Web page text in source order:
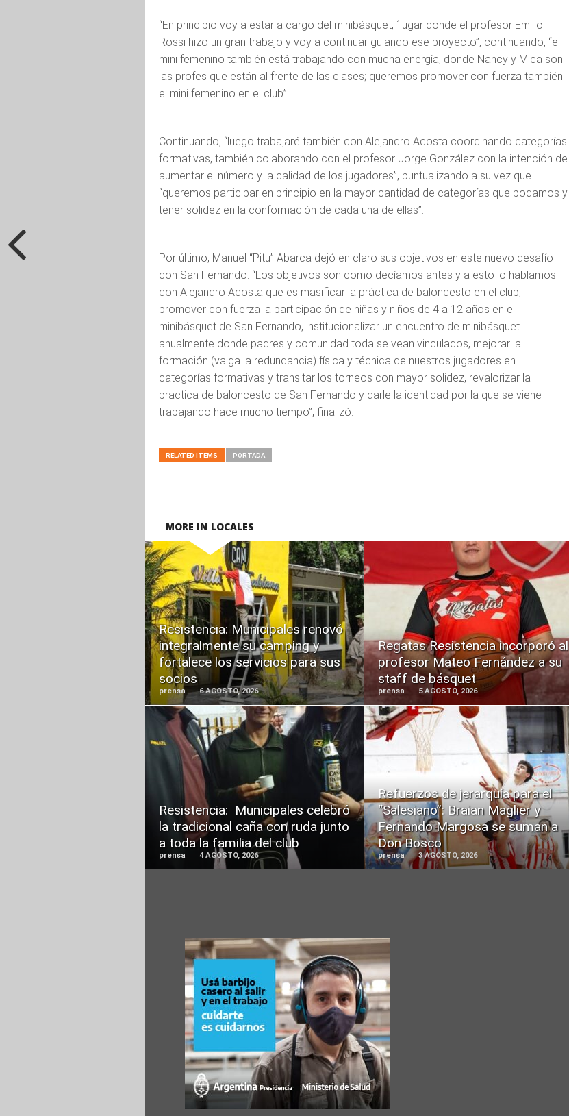
“En principio voy a estar a cargo del minibásquet, ´lugar donde el profesor Emilio
Rossi hizo un gran trabajo y voy a continuar guiando ese proyecto”, continuando, “el
mini femenino también está trabajando con mucha energía, donde Nancy y Mica son
las profes que están al frente de las clases; queremos promover con fuerza también
el mini femenino en el club”.
Continuando, “luego trabajaré también con Alejandro Acosta coordinando categorías
formativas, también colaborando con el profesor Jorge González con la intención de
aumentar el número y la calidad de los jugadores”, puntualizando a su vez que
“queremos participar en principio en la mayor cantidad de categorías que podamos y
tener solidez en la conformación de cada una de ellas”.
Por último, Manuel “Pitu” Abarca dejó en claro sus objetivos en este nuevo desafío
con San Fernando. “Los objetivos son como decíamos antes y a esto lo hablamos
con Alejandro Acosta que es masificar la práctica de baloncesto en el club,
promover con fuerza la participación de niñas y niños de 4 a 12 años en el
minibásquet de San Fernando, institucionalizar un encuentro de minibásquet
anualmente donde padres y comunidad toda se vean vinculados, mejorar la
formación (valga la redundancia) física y técnica de nuestros jugadores en
categorías formativas y transitar los torneos con mayor solidez, revalorizar la
practica de baloncesto de San Fernando y darle la identidad por la que se viene
trabajando hace mucho tiempo”, finalizó.
RELATED ITEMS PORTADA
MORE IN LOCALES
Resistencia: Municipales renovó
integralmente su camping y
fortalece los servicios para sus
socios
prensa 6 AGOSTO, 2026
READ
MORE
Regatas Resistencia incorporó al
profesor Mateo Fernández a su
staff de básquet
prensa 5 AGOSTO, 2026
READ
MORE
Resistencia: Municipales celebró
la tradicional caña con ruda junto
a toda la familia del club
prensa 4 AGOSTO, 2026
READ
MORE
Refuerzos de jerarquía para el
“Salesiano”: Braian Maglier y
Fernando Margosa se suman a
Don Bosco
prensa 3 AGOSTO, 2026
READ
MORE